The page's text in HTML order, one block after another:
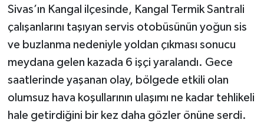
Sivas’ın Kangal ilçesinde, Kangal Termik Santrali
çalışanlarını taşıyan servis otobüsünün yoğun sis
ve buzlanma nedeniyle yoldan çıkması sonucu
meydana gelen kazada 6 işçi yaralandı. Gece
saatlerinde yaşanan olay, bölgede etkili olan
olumsuz hava koşullarının ulaşımı ne kadar tehlikeli
hale getirdiğini bir kez daha gözler önüne serdi.